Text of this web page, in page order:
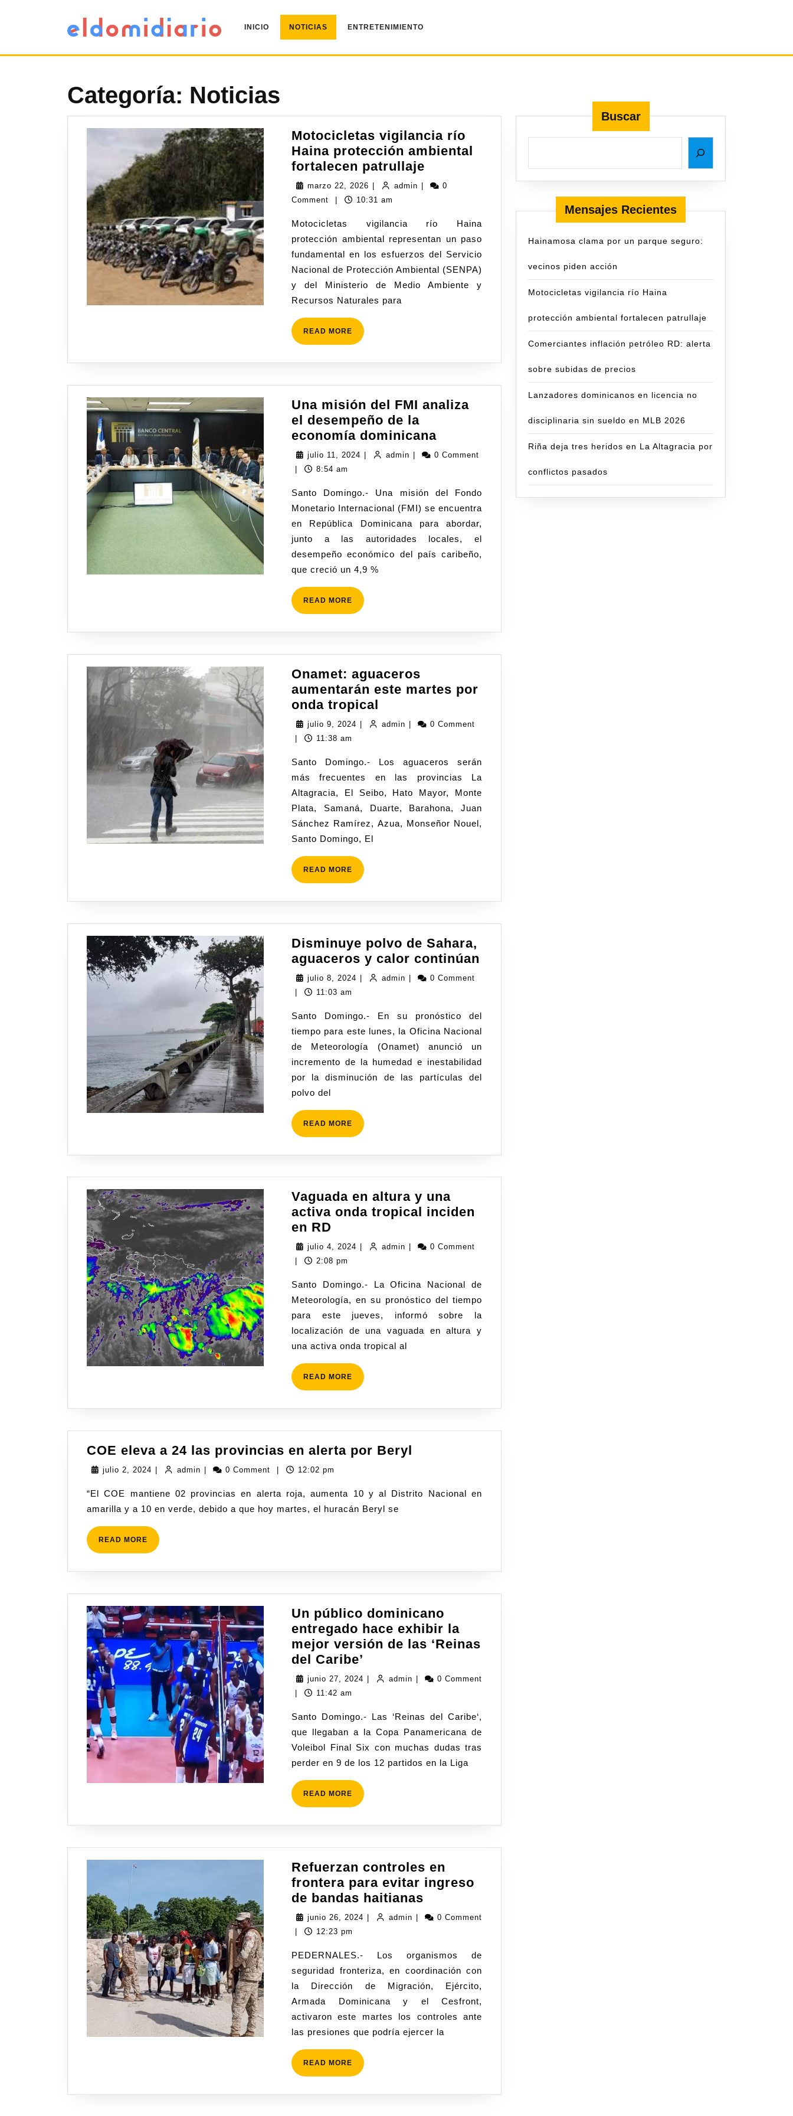
INICIO NOTICIAS ENTRETENIMIENTO
Categoría: Noticias
Motocicletas vigilancia río
Haina protección ambiental
fortalecen patrullaje
marzo 22, 2026 admin
0
Comment
10:31 am
Motocicletas vigilancia río Haina
protección ambiental representan un paso
fundamental en los esfuerzos del Servicio
Nacional de Protección Ambiental (SENPA)
y del Ministerio de Medio Ambiente y
Recursos Naturales para
READ MORE
Una misión del FMI analiza
el desempeño de la
economía dominicana
julio 11, 2024 admin
0 Comment
8:54 am
Santo Domingo.- Una misión del Fondo
Monetario Internacional (FMI) se encuentra
en República Dominicana para abordar,
junto a las autoridades locales, el
desempeño económico del país caribeño,
que creció un 4,9 %
READ MORE
Onamet: aguaceros
aumentarán este martes por
onda tropical
julio 9, 2024 admin
0 Comment
11:38 am
Santo Domingo.- Los aguaceros serán
más frecuentes en las provincias La
Altagracia, El Seibo, Hato Mayor, Monte
Plata, Samaná, Duarte, Barahona, Juan
Sánchez Ramírez, Azua, Monseñor Nouel,
Santo Domingo, El
READ MORE
Disminuye polvo de Sahara,
aguaceros y calor continúan
julio 8, 2024 | admin |
0 Comment
|
11:03 am
Santo Domingo.- En su pronóstico del
tiempo para este lunes, la Oficina Nacional
de Meteorología (Onamet) anunció un
incremento de la humedad e inestabilidad
por la disminución de las partículas del
polvo del
READ MORE
Vaguada en altura y una
activa onda tropical inciden
en RD
julio 4, 2024 admin
0 Comment
2:08 pm
Santo Domingo.- La Oficina Nacional de
Meteorología, en su pronóstico del tiempo
para este jueves, informó sobre la
localización de una vaguada en altura y
una activa onda tropical al
READ MORE
COE eleva a 24 las provincias en alerta por Beryl
julio 2, 2024 admin 0 Comment 12:02 pm
“El COE mantiene 02 provincias en alerta roja, aumenta 10 y al Distrito Nacional en
amarilla y a 10 en verde, debido a que hoy martes, el huracán Beryl se
READ MORE
Un público dominicano
entregado hace exhibir la
mejor versión de las ‘Reinas
del Caribe’
junio 27, 2024 admin
0 Comment
11:42 am
Santo Domingo.- Las ‘Reinas del Caribe‘,
que llegaban a la Copa Panamericana de
Voleibol Final Six con muchas dudas tras
perder en 9 de los 12 partidos en la Liga
READ MORE
Refuerzan controles en
frontera para evitar ingreso
de bandas haitianas
junio 26, 2024 | admin |
0 Comment
|
12:23 pm
PEDERNALES.- Los organismos de
seguridad fronteriza, en coordinación con
la Dirección de Migración, Ejército,
Armada Dominicana y el Cesfront,
activaron este martes los controles ante
las presiones que podría ejercer la
READ MORE
Buscar
Mensajes Recientes
Hainamosa clama por un parque seguro:
vecinos piden acción
Motocicletas vigilancia río Haina
protección ambiental fortalecen patrullaje
Comerciantes inflación petróleo RD: alerta
sobre subidas de precios
Lanzadores dominicanos en licencia no
disciplinaria sin sueldo en MLB 2026
Riña deja tres heridos en La Altagracia por
conflictos pasados